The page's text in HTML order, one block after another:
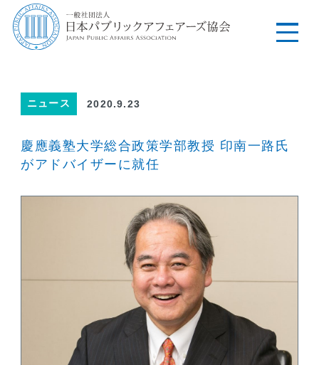
ニュース 2020.9.23
慶應義塾大学総合政策学部教授 印南一路氏
がアドバイザーに就任